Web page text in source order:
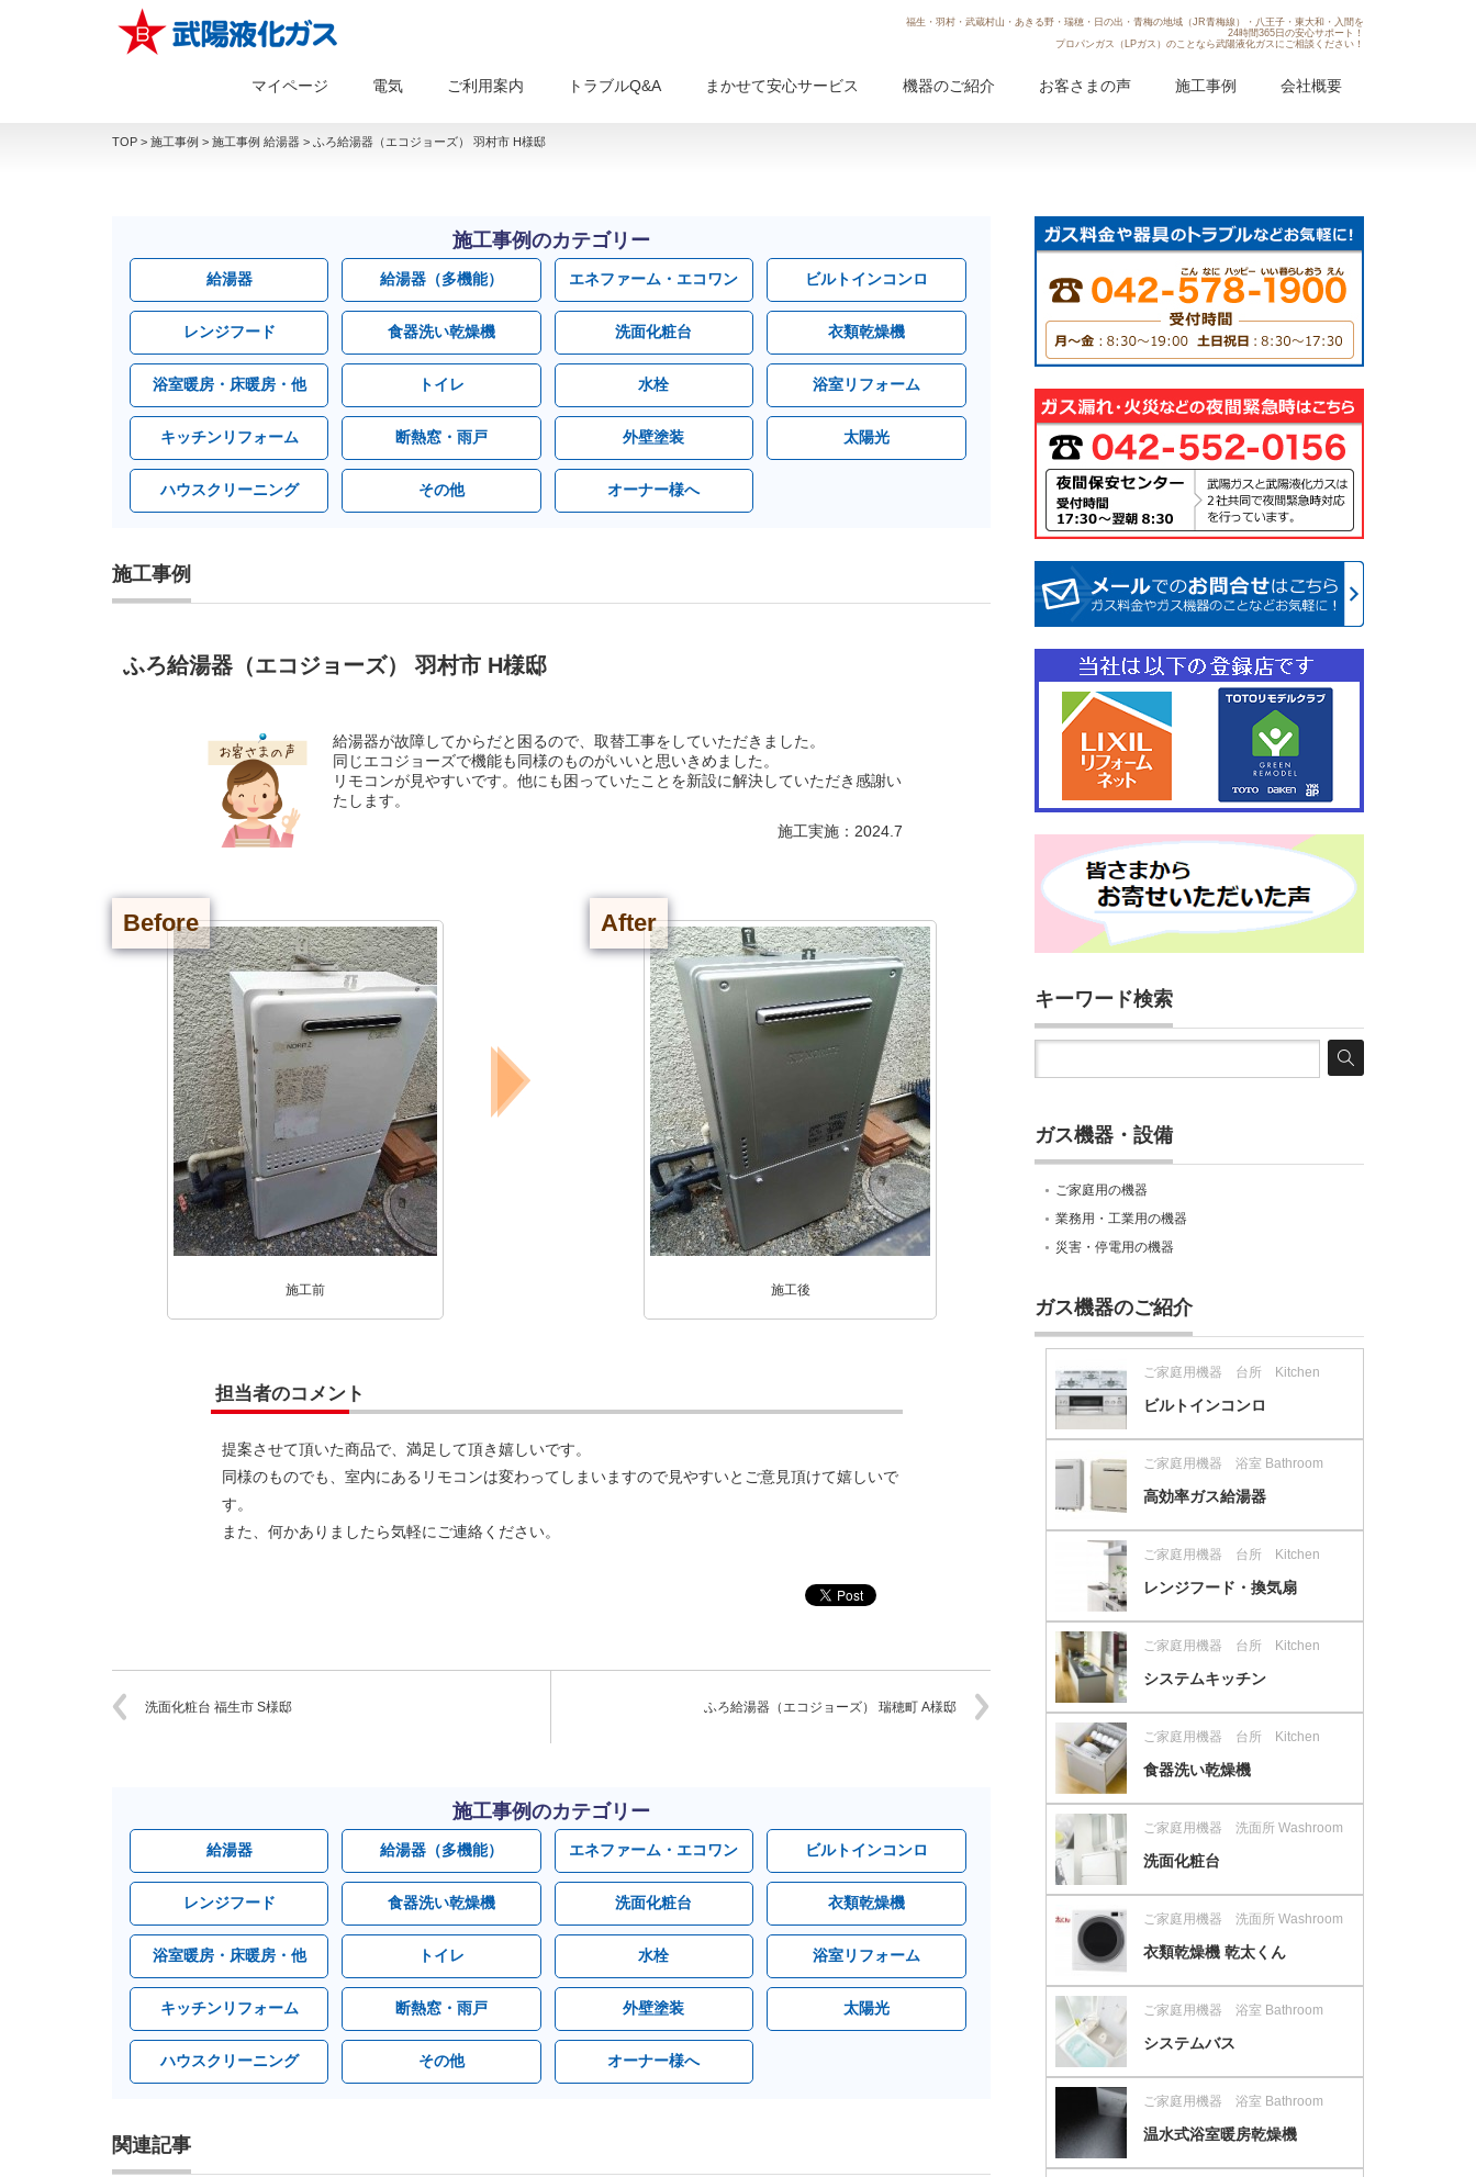
福生・羽村・武蔵村山・あきる野・瑞穂・日の出・青梅の地域（JR青梅線）・八王子・東大和・入間を
24時間365日の安心サポート！
プロパンガス（LPガス）のことなら武陽液化ガスにご相談ください！
マイページ 電気 ご利用案内 トラブルQ&A まかせて安心サービス 機器のご紹介 お客さまの声 施工事例 会社概要
TOP > 施工事例 > 施工事例 給湯器 > ふろ給湯器（エコジョーズ） 羽村市 H様邸
施工事例のカテゴリー
給湯器 給湯器（多機能） エネファーム・エコワン ビルトインコンロ
レンジフード 食器洗い乾燥機 洗面化粧台 衣類乾燥機
浴室暖房・床暖房・他 トイレ 水栓 浴室リフォーム
キッチンリフォーム 断熱窓・雨戸 外壁塗装 太陽光
ハウスクリーニング その他 オーナー様へ
施工事例
ふろ給湯器（エコジョーズ） 羽村市 H様邸
給湯器が故障してからだと困るので、取替工事をしていただきました。
同じエコジョーズで機能も同様のものがいいと思いきめました。
リモコンが見やすいです。他にも困っていたことを新設に解決していただき感謝い
たします。
施工実施：2024.7
Before
施工前
After
施工後
担当者のコメント
提案させて頂いた商品で、満足して頂き嬉しいです。
同様のものでも、室内にあるリモコンは変わってしまいますので見やすいとご意見頂けて嬉しいで
す。
また、何かありましたら気軽にご連絡ください。
洗面化粧台 福生市 S様邸 ふろ給湯器（エコジョーズ） 瑞穂町 A様邸
施工事例のカテゴリー
給湯器 給湯器（多機能） エネファーム・エコワン ビルトインコンロ
レンジフード 食器洗い乾燥機 洗面化粧台 衣類乾燥機
浴室暖房・床暖房・他 トイレ 水栓 浴室リフォーム
キッチンリフォーム 断熱窓・雨戸 外壁塗装 太陽光
ハウスクリーニング その他 オーナー様へ
関連記事
キーワード検索
ガス機器・設備
ご家庭用の機器
業務用・工業用の機器
災害・停電用の機器
ガス機器のご紹介
ご家庭用機器 台所 Kitchen
ビルトインコンロ
ご家庭用機器 浴室 Bathroom
高効率ガス給湯器
ご家庭用機器 台所 Kitchen
レンジフード・換気扇
ご家庭用機器 台所 Kitchen
システムキッチン
ご家庭用機器 台所 Kitchen
食器洗い乾燥機
ご家庭用機器 洗面所 Washroom
洗面化粧台
ご家庭用機器 洗面所 Washroom
衣類乾燥機 乾太くん
ご家庭用機器 浴室 Bathroom
システムバス
ご家庭用機器 浴室 Bathroom
温水式浴室暖房乾燥機